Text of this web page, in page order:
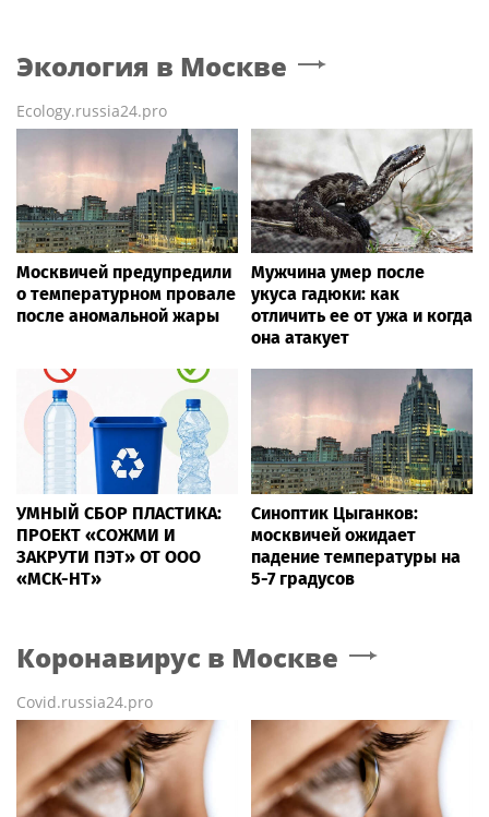
Экология в Москве
Ecology.russia24.pro
Москвичей предупредили
о температурном провале
после аномальной жары
Мужчина умер после
укуса гадюки: как
отличить ее от ужа и когда
она атакует
УМНЫЙ СБОР ПЛАСТИКА:
ПРОЕКТ «СОЖМИ И
ЗАКРУТИ ПЭТ» ОТ ООО
«МСК-НТ»
Синоптик Цыганков:
москвичей ожидает
падение температуры на
5-7 градусов
Коронавирус в Москве
Covid.russia24.pro